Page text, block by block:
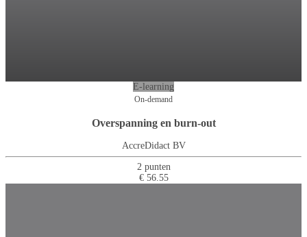
E-learning
On-demand
Overspanning en burn-out
AccreDidact BV
2 punten
€ 56.55